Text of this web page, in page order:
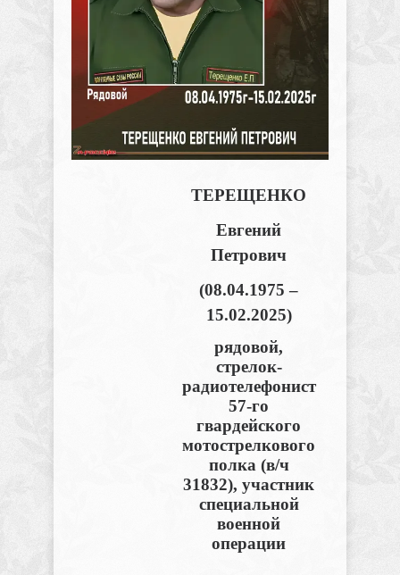
ТЕРЕЩЕНКО
Евгений
Петрович
(08.04.1975 –
15.02.2025)
рядовой,
стрелок-
радиотелефонист
57-го
гвардейского
мотострелкового
полка (в/ч
31832), участник
специальной
военной
операции